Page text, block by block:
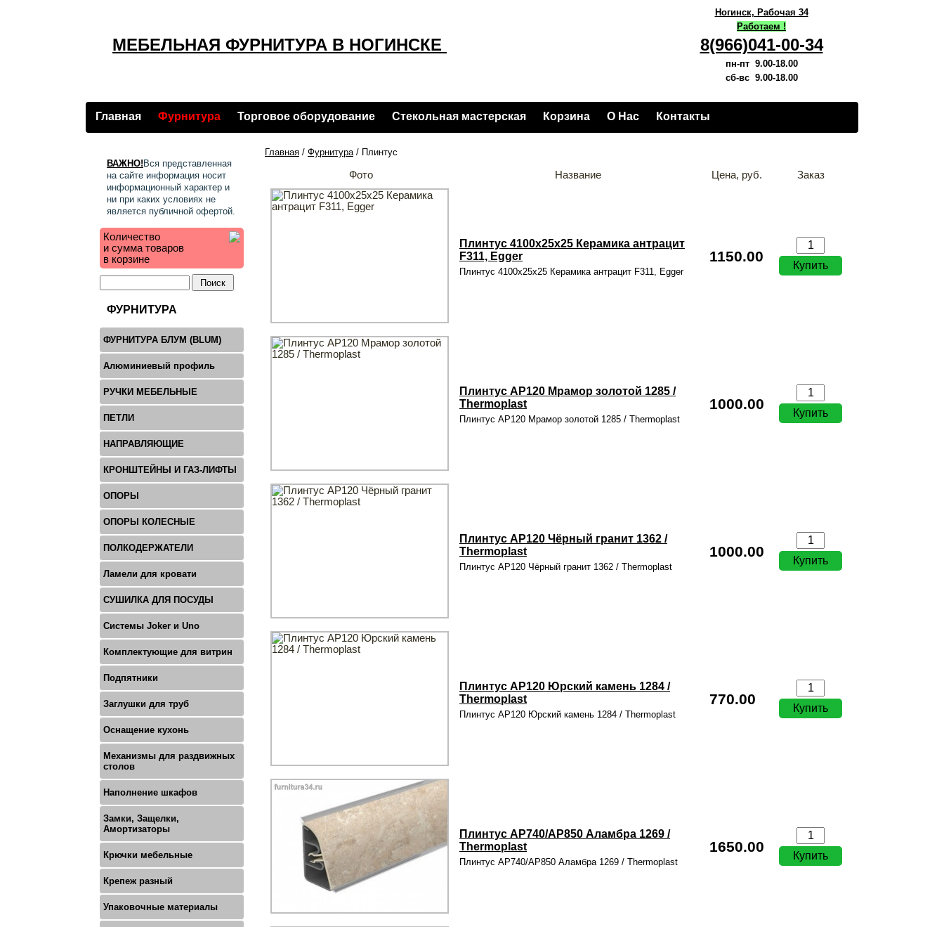
МЕБЕЛЬНАЯ ФУРНИТУРА В НОГИНСКЕ
Ногинск, Рабочая 34
Работаем !
8(966)041-00-34
пн-пт 9.00-18.00
сб-вс 9.00-18.00
Главная Фурнитура Торговое оборудование Стекольная мастерская Корзина О Нас Контакты
ВАЖНО! Вся представленная
на сайте информация носит
информационный характер и
ни при каких условиях не
является публичной офертой.
Количество
и сумма товаров
в корзине
ФУРНИТУРА
ФУРНИТУРА БЛУМ (BLUM)
Алюминиевый профиль
РУЧКИ МЕБЕЛЬНЫЕ
ПЕТЛИ
НАПРАВЛЯЮЩИЕ
КРОНШТЕЙНЫ И ГАЗ-ЛИФТЫ
ОПОРЫ
ОПОРЫ КОЛЕСНЫЕ
ПОЛКОДЕРЖАТЕЛИ
Ламели для кровати
СУШИЛКА ДЛЯ ПОСУДЫ
Системы Joker и Uno
Комплектующие для витрин
Подпятники
Заглушки для труб
Оснащение кухонь
Механизмы для раздвижных
столов
Наполнение шкафов
Замки, Защелки,
Амортизаторы
Крючки мебельные
Крепеж разный
Упаковочные материалы
Главная / Фурнитура/ Плинтус
Фото Название Цена, руб. Заказ
Плинтус 4100x25x25 Керамика антрацит
F311, Egger
Плинтус 4100x25x25 Керамика антрацит F311, Egger
1150.00
Плинтус AP120 Мрамор золотой 1285 /
Thermoplast
Плинтус AP120 Мрамор золотой 1285 / Thermoplast
1000.00
Плинтус AP120 Чёрный гранит 1362 /
Thermoplast
Плинтус AP120 Чёрный гранит 1362 / Thermoplast
1000.00
Плинтус AP120 Юрский камень 1284 /
Thermoplast
Плинтус AP120 Юрский камень 1284 / Thermoplast
770.00
Плинтус AP740/AP850 Аламбра 1269 /
Thermoplast
Плинтус AP740/AP850 Аламбра 1269 / Thermoplast
1650.00